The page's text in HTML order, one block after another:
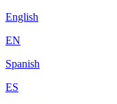
English
EN
Spanish
ES